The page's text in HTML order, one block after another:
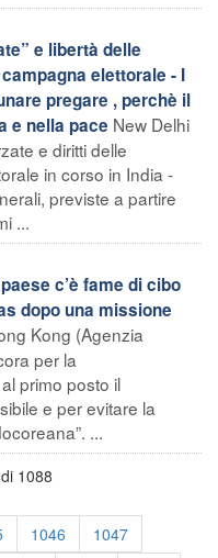
e libertà delle
elettorale - I
pregare , perchè il
e nella pace New Delhi
e diritti delle
in corso in India -
previste a partire
...
c’è fame di cibo
dopo una missione
Kong (Agenzia
per la
primo posto il
e per evitare la
...
1088
1046
1047